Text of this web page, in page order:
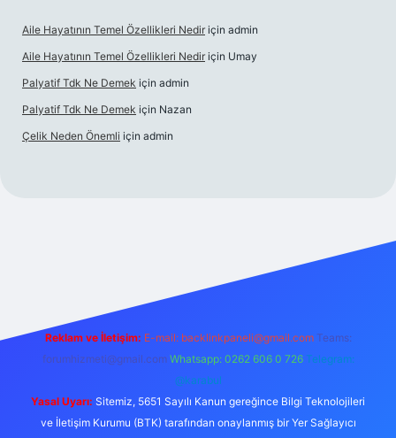
Aile Hayatının Temel Özellikleri Nedir için admin
Aile Hayatının Temel Özellikleri Nedir için Umay
Palyatif Tdk Ne Demek için admin
Palyatif Tdk Ne Demek için Nazan
Çelik Neden Önemli için admin
Reklam ve İletişim: E-mail: backlinkpaneli@gmail.com Teams:
forumhizmeti@gmail.com Whatsapp: 0262 606 0 726 Telegram:
@karabul
Yasal Uyarı: Sitemiz, 5651 Sayılı Kanun gereğince Bilgi Teknolojileri
ve İletişim Kurumu (BTK) tarafından onaylanmış bir Yer Sağlayıcı